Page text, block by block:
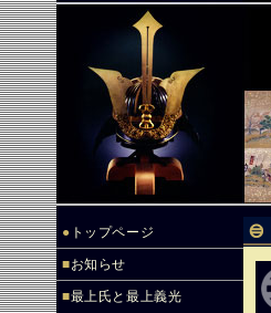
● トップページ
■お知らせ
■最上氏と最上義光